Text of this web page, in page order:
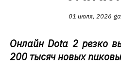
01 июля, 2026
Онлайн Dota 2 резко
200 тысяч новых